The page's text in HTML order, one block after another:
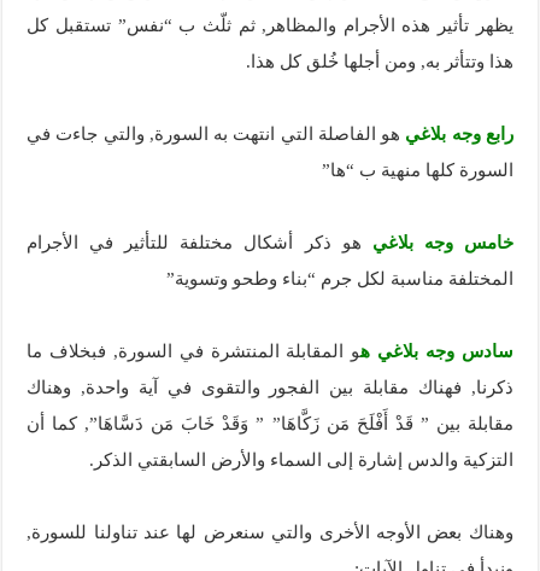
يظهر تأثير هذه الأجرام والمظاهر, ثم ثلّث ب “نفس” تستقبل كل
هذا وتتأثر به, ومن أجلها خُلق كل هذا.
رابع وجه بلاغي هو الفاصلة التي انتهت به السورة, والتي جاءت في
السورة كلها منهية ب “ها”
خامس وجه بلاغي
هو ذكر أشكال مختلفة للتأثير في الأجرام
المختلفة مناسبة لكل جرم “بناء وطحو وتسوية”
سادس وجه بلاغي هو المقابلة المنتشرة في السورة, فبخلاف ما
ذكرنا, فهناك مقابلة بين الفجور والتقوى في آية واحدة, وهناك
مقابلة بين ” قَدْ أَفْلَحَ مَن زَكَّاهَا” ” وَقَدْ خَابَ مَن دَسَّاهَا”, كما أن
التزكية والدس إشارة إلى السماء والأرض السابقتي الذكر.
وهناك بعض الأوجه الأخرى والتي سنعرض لها عند تناولنا للسورة,